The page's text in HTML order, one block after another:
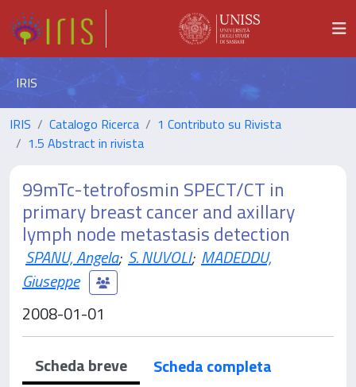
IRIS
IRIS Catalogo Ricerca
1 Contributo su Rivista
1.5 Abstract in rivista
99mTc-tetrofosmin SPECT/CT in
primary breast cancer and axillary
lymph node metastasis detection
SPANU, Angela; S. NUVOLI; MADEDDU,
Giuseppe
2008-01-01
Scheda breve
Scheda completa